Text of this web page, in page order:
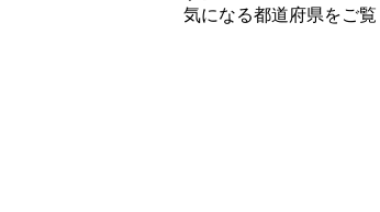
気になる都道府県をご覧